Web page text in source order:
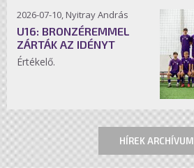
2026-07-10, Nyitray András
U16: BRONZÉREMMEL
ZÁRTÁK AZ IDÉNYT
Értékelő.
HÍREK ARCHÍVUM